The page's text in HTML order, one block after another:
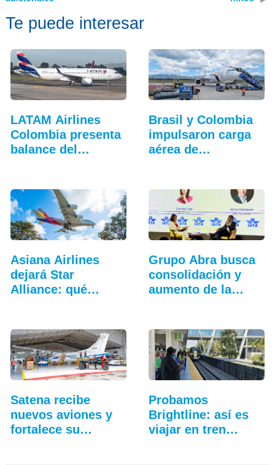
Te puede interesar
LATAM Airlines
Colombia presenta
balance del
Brasil y Colombia
impulsaron carga
aérea de…
Asiana Airlines
dejará Star
Alliance: qué
Grupo Abra busca
consolidación y
aumento de la
Satena recibe
nuevos aviones y
fortalece su
Probamos
Brightline: así es
viajar en tren